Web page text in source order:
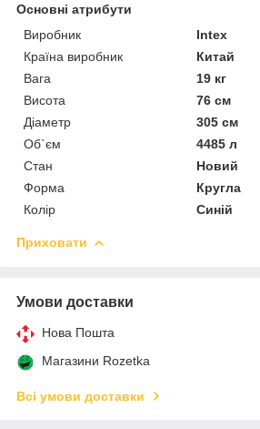
Основні атрибути
Виробник
Intex
Країна виробник
Китай
Вага
19 кг
Висота
76 см
Діаметр
305 см
Об`єм
4485 л
Стан
Новий
Форма
Кругла
Колір
Синій
Приховати
Умови доставки
Нова Пошта
Магазини Rozetka
Всі умови доставки